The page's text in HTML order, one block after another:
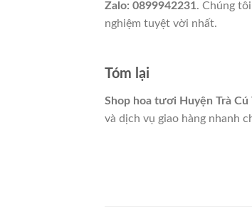
Zalo: 0899942231. Chúng
nghiệm tuyệt vời nhất.
Tóm lại
Shop hoa tươi Huyện Trà Cú
và dịch vụ giao hàng nhanh